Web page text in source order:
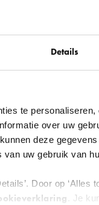
Details
te
over uw
deze
uw gebruik van
Door op
. Je
hetzelfde, daarom
groter of
akoestische